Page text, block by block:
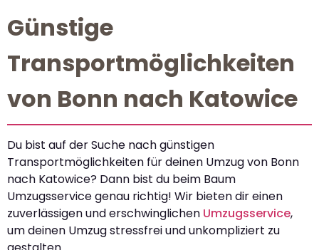
Günstige
Transportmöglichkeiten
von Bonn nach Katowice
Du bist auf der Suche nach günstigen
Transportmöglichkeiten für deinen Umzug von Bonn
nach Katowice? Dann bist du beim Baum
Umzugsservice genau richtig! Wir bieten dir einen
zuverlässigen und erschwinglichen Umzugsservice,
um deinen Umzug stressfrei und unkompliziert zu